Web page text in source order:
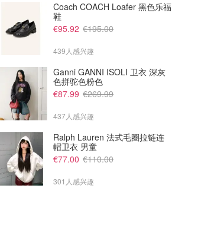
Coach COACH Loafer 黑色乐福
鞋
€95.92 €195.00
439人感兴趣
Ganni GANNI ISOLI 卫衣 深灰
色拼驼色粉色
€87.99 €269.99
437人感兴趣
Ralph Lauren 法式毛圈拉链连
帽卫衣 男童
€77.00 €110.00
301人感兴趣